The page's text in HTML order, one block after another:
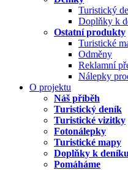
Turistický
Doplňky k
Ostatní produkty
Turistické
Odměny
Reklamní
Nálepky
O projektu
Náš příběh
Turistický deník
Turistické vizitky
Fotonálepky
Turistické mapy
Doplňky k deníku
Pomáháme